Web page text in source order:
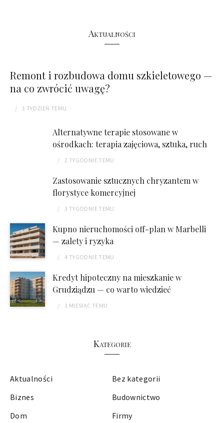
Aktualności
Remont i rozbudowa domu szkieletowego —
na co zwrócić uwagę?
1 TYDZIEŃ TEMU
Alternatywne terapie stosowane w
ośrodkach: terapia zajęciowa, sztuka, ruch
2 TYGODNIETEMU
Zastosowanie sztucznych chryzantem w
florystyce komercyjnej
3 TYGODNIETEMU
Kupno nieruchomości off-plan w Marbelli
— zalety i ryzyka
4 TYGODNIETEMU
Kredyt hipoteczny na mieszkanie w
Grudziądzu — co warto wiedzieć
1 MIESIĄC TEMU
Kategorie
Aktualności
Bez kategorii
Biznes
Budownictwo
Dom
Firmy